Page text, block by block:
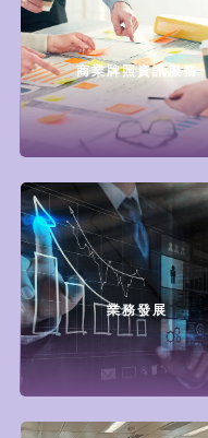
商業牌照資訊服務
業務發展